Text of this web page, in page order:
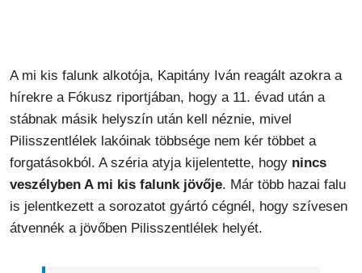
A mi kis falunk alkotója, Kapitány Iván reagált azokra a
hírekre a Fókusz riportjában, hogy a 11. évad után a
stábnak másik helyszín után kell néznie, mivel
Pilisszentlélek lakóinak többsége nem kér többet a
forgatásokból. A széria atyja kijelentette, hogy nincs
veszélyben A mi kis falunk jövője. Már több hazai falu
is jelentkezett a sorozatot gyártó cégnél, hogy szívesen
átvennék a jövőben Pilisszentlélek helyét.